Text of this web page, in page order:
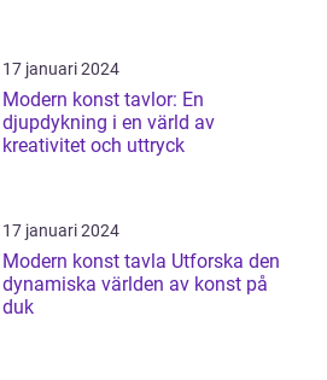
17 januari 2024
Modern konst tavlor: En
djupdykning i en värld av
kreativitet och uttryck
17 januari 2024
Modern konst tavla Utforska den
dynamiska världen av konst på
duk